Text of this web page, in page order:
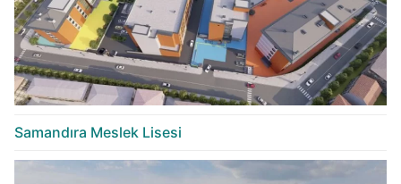
Samandıra Meslek Lisesi